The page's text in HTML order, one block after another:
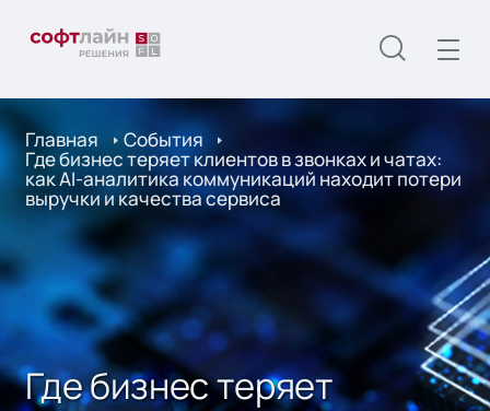
Главная События
Где бизнес теряет клиентов в звонках и чатах:
как AI-аналитика коммуникаций находит потери
выручки и качества сервиса
Где бизнес теряет